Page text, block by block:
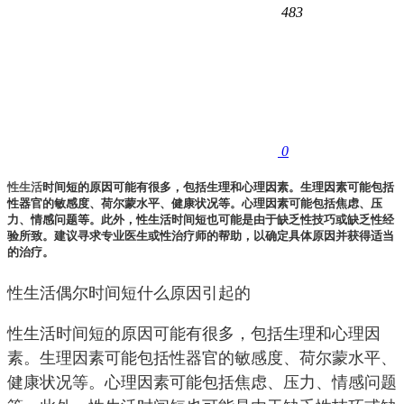
483
0
性生活时间短的原因可能有很多，包括生理和心理因素。生理因素可能包括
性器官的敏感度、荷尔蒙水平、健康状况等。心理因素可能包括焦虑、压
力、情感问题等。此外，性生活时间短也可能是由于缺乏性技巧或缺乏性经
验所致。建议寻求专业医生或性治疗师的帮助，以确定具体原因并获得适当
的治疗。
性生活偶尔时间短什么原因引起的
性生活时间短的原因可能有很多，包括生理和心理因
素。生理因素可能包括性器官的敏感度、荷尔蒙水平、
健康状况等。心理因素可能包括焦虑、压力、情感问题